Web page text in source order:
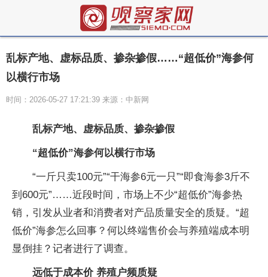
乱标产地、虚标品质、掺杂掺假……“超低价”海参何
以横行市场
时间：2026-05-27 17:21:39 来源：中新网
乱标产地、虚标品质、掺杂掺假
“超低价”海参何以横行市场
“一斤只卖100元”“干海参6元一只”“即食海参3斤不
到600元”……近段时间，市场上不少“超低价”海参热
销，引发从业者和消费者对产品质量安全的质疑。“超
低价”海参怎么回事？何以终端售价会与养殖端成本明
显倒挂？记者进行了调查。
远低于成本价 养殖户频质疑